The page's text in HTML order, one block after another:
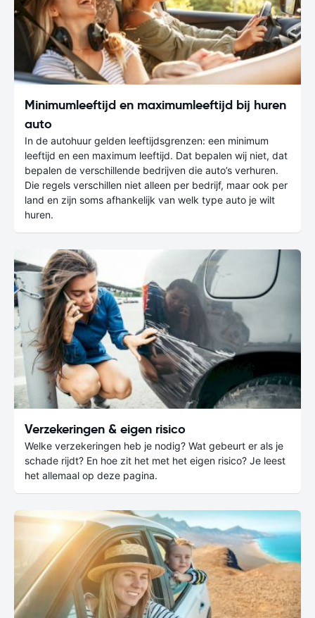
Minimumleeftijd en maximumleeftijd bij huren
auto
In de autohuur gelden leeftijdsgrenzen: een minimum
leeftijd en een maximum leeftijd. Dat bepalen wij niet, dat
bepalen de verschillende bedrijven die auto’s verhuren.
Die regels verschillen niet alleen per bedrijf, maar ook per
land en zijn soms afhankelijk van welk type auto je wilt
huren.
Verzekeringen & eigen risico
Welke verzekeringen heb je nodig? Wat gebeurt er als je
schade rijdt? En hoe zit het met het eigen risico? Je leest
het allemaal op deze pagina.